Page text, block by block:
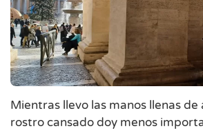
Mientras llevo las manos llenas
rostro cansado doy menos